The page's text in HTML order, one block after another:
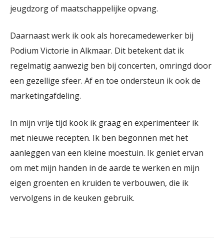
jeugdzorg of maatschappelijke opvang.
Daarnaast werk ik ook als horecamedewerker bij
Podium Victorie in Alkmaar. Dit betekent dat ik
regelmatig aanwezig ben bij concerten, omringd door
een gezellige sfeer. Af en toe ondersteun ik ook de
marketingafdeling.
In mijn vrije tijd kook ik graag en experimenteer ik
met nieuwe recepten. Ik ben begonnen met het
aanleggen van een kleine moestuin. Ik geniet ervan
om met mijn handen in de aarde te werken en mijn
eigen groenten en kruiden te verbouwen, die ik
vervolgens in de keuken gebruik.